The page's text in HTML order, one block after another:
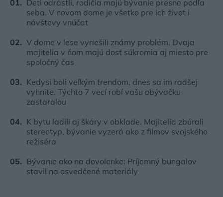
Deti odrástli, rodičia majú bývanie presne podľa
seba. V novom dome je všetko pre ich život i
návštevy vnúčat
V dome v lese vyriešili známy problém. Dvaja
majitelia v ňom majú dosť súkromia aj miesto pre
spoločný čas
Kedysi boli veľkým trendom, dnes sa im radšej
vyhnite. Týchto 7 vecí robí vašu obývačku
zastaralou
K bytu ladili aj škáry v obklade. Majitelia zbúrali
stereotyp, bývanie vyzerá ako z filmov svojského
režiséra
Bývanie ako na dovolenke: Príjemný bungalov
stavil na osvedčené materiály